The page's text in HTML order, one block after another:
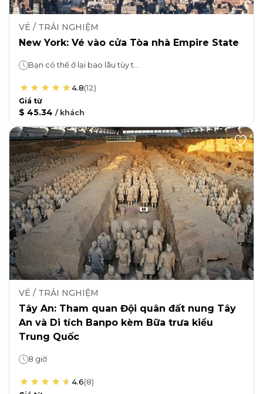
VÉ / TRẢI NGHIỆM
New York: Vé vào cửa Tòa nhà Empire State
4.8(12)
Giá từ
$ 45.34 / khách
VÉ / TRẢI NGHIỆM
Tây An: Tham quan Đội quân đất nung Tây
An và Di tích Banpo kèm Bữa trưa kiểu
Trung Quốc
8 giờ
4.6(8)